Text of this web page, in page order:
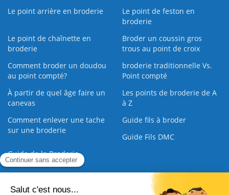
Le point arrière en broderie
Le point de feston en
broderie
Le point de chaînette en
broderie
Broder un coussin gros
trous au point de croix
Comment broder un doudou
au point compté?
broderie traditionnelle Vs.
Point compté
À partir de quel âge faire un
canevas
Les points de broderie de A
à Z
Comment enlever une tache
sur une broderie
Guide fils à broder
Guide Fils DMC
Guide de la Broderie